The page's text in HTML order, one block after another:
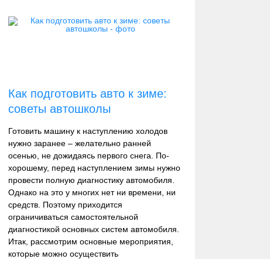
Как подготовить авто к зиме:
советы автошколы
Готовить машину к наступлению холодов
нужно заранее – желательно ранней
осенью, не дожидаясь первого снега. По-
хорошему, перед наступлением зимы нужно
провести полную диагностику автомобиля.
Однако на это у многих нет ни времени, ни
средств. Поэтому приходится
ограничиваться самостоятельной
диагностикой основных систем автомобиля.
Итак, рассмотрим основные мероприятия,
которые можно осуществить